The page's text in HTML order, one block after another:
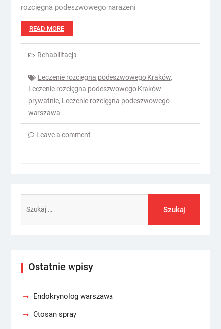
rozcięgna podeszwowego narażeni
READ MORE
Rehabilitacja
Leczenie rozcięgna podeszwowego Kraków,
Leczenie rozcięgna podeszwowego Kraków
prywatnie, Leczenie rozcięgna podeszwowego
warszawa
Leave a comment
Ostatnie wpisy
Endokrynolog warszawa
Otosan spray